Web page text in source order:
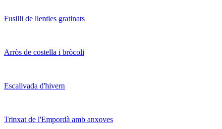
Fusilli de llenties gratinats
Arròs de costella i bròcoli
Escalivada d'hivern
Trinxat de l'Empordà amb anxoves